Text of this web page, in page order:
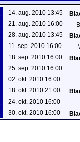
14. aug. 2010 13:45
21. aug. 2010 16:00
28. aug. 2010 13:45
11. sep. 2010 16:00
18. sep. 2010 16:00
25. sep. 2010 16:00
02. okt. 2010 16:00
18. okt. 2010 21:00
24. okt. 2010 16:00
30. okt. 2010 16:00